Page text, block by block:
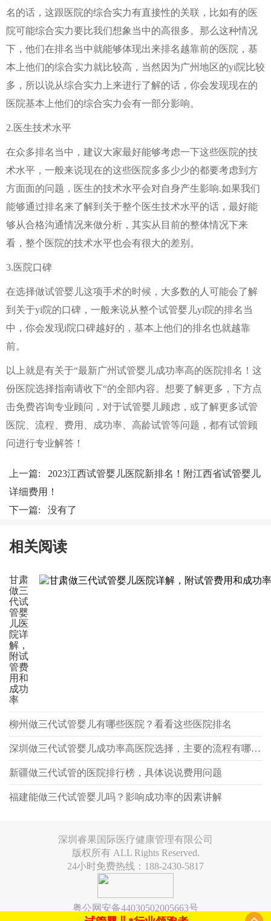
名的话，这跟医院的综合实力有直接性的关联，比如有的医
院可能综合实力要比我们想象当中的高很多。那么这种情况
下，他们在排名当中就能够体现出来排名越靠前的医院，基
本上他们的综合实力就比较高，当然因为广州地区的yi院比较
多，所以说从综合实力上来进行了解的话，你会发现现在的
医院基本上他们的综合实力会有一部分影响。
2.医生技术水平
在众多排名当中，建议大家最好能够考虑一下这些医院的技
术水平，一般来说现在的这些医院多多少少的都要考虑到方
方面面的问题，医生的技术水平会对自身产生影响.如果我们
能够通过排名来了解到关于整个医生技术水平的话，最好能
够从合格沟通情况来做分析，其实从目前的整体情况下来
看，整个医院的技术水平也会有很大的差别。
3.医院口碑
在选择做试管婴儿这项手术的时候，大多数的人可能会了解
到关于yi院的口碑，一般来说从整个试管婴儿yi院的排名当
中，你会发现i院口碑越好的，基本上他们的排名也就越靠
前。
以上就是有关于“最新广州试管婴儿成功率高的医院排名！这
份医院选择指南请收下“的全部内容。想要了解更多，下方点
击免费咨询专业顾问，对于试管婴儿顾虑，或了解更多试管
医院、流程、费用、成功率、高龄试管等问题，都有试管顾
问进行专业解答！
上一篇: 2023江西试管婴儿医院新排名！附江西省试管婴儿
详细费用！
下一篇: 没有了
相关阅读
甘肃
做三
代试
管婴
儿医
院详
解，
附试
管费
用和
成功
率
柳州做三代试管婴儿有哪些医院？看看这些医院排名
深圳做三代试管婴儿成功率高医院选择，主要的流程有哪些？
新疆做三代试管的医院排行榜，具体说说费用问题
福建能做三代试管婴儿吗？影响成功率的因素讲解
深圳睿果国际医疗健康管理有限公司
版权所有 ALL Rights Reserved.
24小时免费热线：188-2430-5817
粤公网安备44030502005663号